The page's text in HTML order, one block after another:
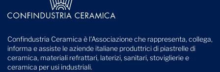
Confindustria Ceramica è l'Associazione che rappresenta, collega,
informa e assiste le aziende italiane produttrici di piastrelle di
ceramica, materiali refrattari, laterizi, sanitari, stoviglierie e
ceramica per usi industriali.